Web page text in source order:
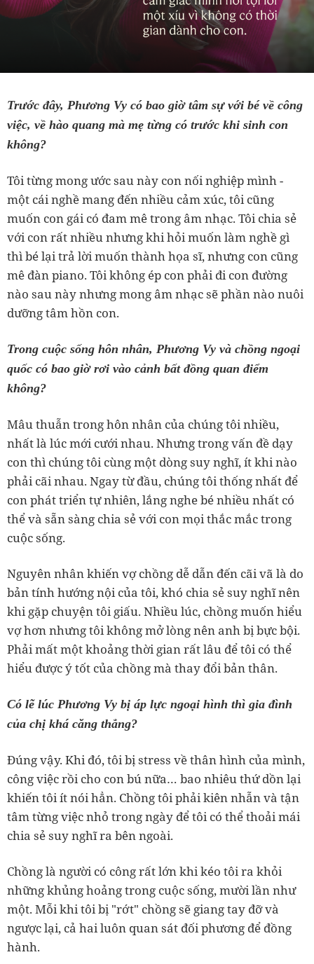
Trước đây, Phương Vy có bao giờ tâm sự với bé về công
việc, về hào quang mà mẹ từng có trước khi sinh con
không?
Tôi từng mong ước sau này con nối nghiệp mình -
một cái nghề mang đến nhiều cảm xúc, tôi cũng
muốn con gái có đam mê trong âm nhạc. Tôi chia sẻ
với con rất nhiều nhưng khi hỏi muốn làm nghề gì
thì bé lại trả lời muốn thành họa sĩ, nhưng con cũng
mê đàn piano. Tôi không ép con phải đi con đường
nào sau này nhưng mong âm nhạc sẽ phần nào nuôi
dưỡng tâm hồn con.
Trong cuộc sống hôn nhân, Phương Vy và chồng ngoại
quốc có bao giờ rơi vào cảnh bất đồng quan điểm
không?
Mâu thuẫn trong hôn nhân của chúng tôi nhiều,
nhất là lúc mới cưới nhau. Nhưng trong vấn đề dạy
con thì chúng tôi cùng một dòng suy nghĩ, ít khi nào
phải cãi nhau. Ngay từ đầu, chúng tôi thống nhất để
con phát triển tự nhiên, lắng nghe bé nhiều nhất có
thể và sẵn sàng chia sẻ với con mọi thắc mắc trong
cuộc sống.
Nguyên nhân khiến vợ chồng dễ dẫn đến cãi vã là do
bản tính hướng nội của tôi, khó chia sẻ suy nghĩ nên
khi gặp chuyện tôi giấu. Nhiều lúc, chồng muốn hiểu
vợ hơn nhưng tôi không mở lòng nên anh bị bực bội.
Phải mất một khoảng thời gian rất lâu để tôi có thể
hiểu được ý tốt của chồng mà thay đổi bản thân.
Có lẽ lúc Phương Vy bị áp lực ngoại hình thì gia đình
của chị khá căng thẳng?
Đúng vậy. Khi đó, tôi bị stress về thân hình của mình,
công việc rồi cho con bú nữa… bao nhiêu thứ dồn lại
khiến tôi ít nói hẳn. Chồng tôi phải kiên nhẫn và tận
tâm từng việc nhỏ trong ngày để tôi có thể thoải mái
chia sẻ suy nghĩ ra bên ngoài.
Chồng là người có công rất lớn khi kéo tôi ra khỏi
những khủng hoảng trong cuộc sống, mười lần như
một. Mỗi khi tôi bị "rớt" chồng sẽ giang tay đỡ và
ngược lại, cả hai luôn quan sát đối phương để đồng
hành.